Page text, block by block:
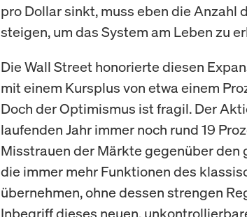
pro Dollar sinkt, muss eben die Anzahl
steigen, um das System am Leben zu
Die Wall Street honorierte diesen
mit einem Kursplus von etwa einem
Doch der Optimismus ist fragil. Der
laufenden Jahr immer noch rund 19
Misstrauen der Märkte gegenüber
die immer mehr Funktionen des
übernehmen, ohne dessen strengen
Inbegriff dieses neuen,